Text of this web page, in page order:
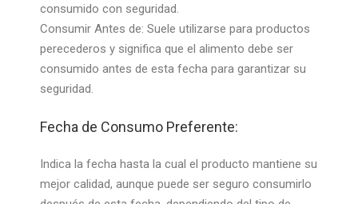
consumido con seguridad.
Consumir Antes de: Suele utilizarse para productos
perecederos y significa que el alimento debe ser
consumido antes de esta fecha para garantizar su
seguridad.
Fecha de Consumo Preferente:
Indica la fecha hasta la cual el producto mantiene su
mejor calidad, aunque puede ser seguro consumirlo